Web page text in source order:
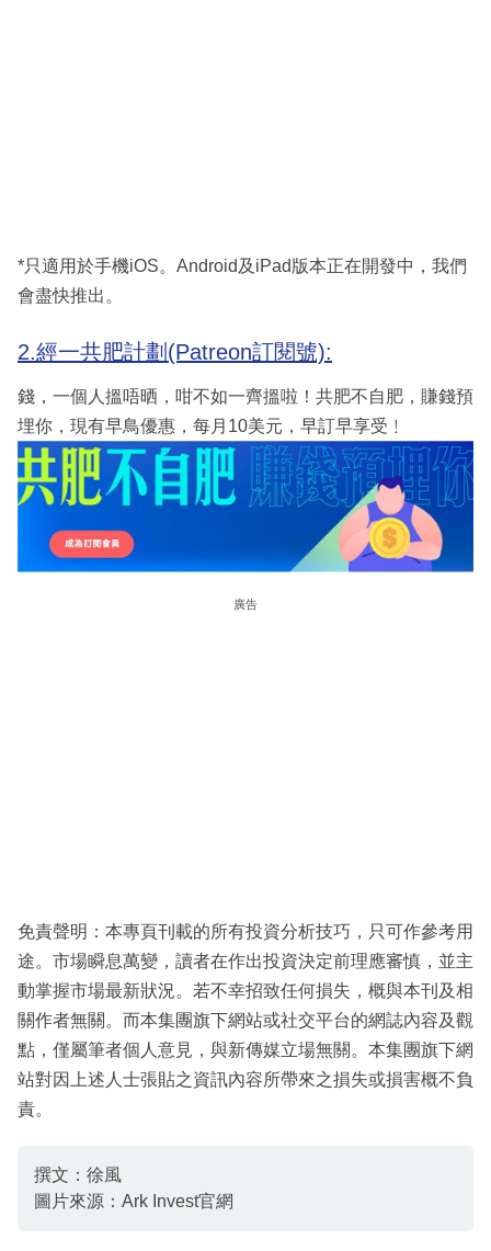
*只適用於手機iOS。Android及iPad版本正在開發中，我們
會盡快推出。
2.經一共肥計劃(Patreon訂閱號):
錢，一個人搵唔晒，咁不如一齊搵啦！共肥不自肥，賺錢預
埋你，現有早鳥優惠，每月10美元，早訂早享受﹗
廣告
免責聲明：本專頁刊載的所有投資分析技巧，只可作參考用
途。市場瞬息萬變，讀者在作出投資決定前理應審慎，並主
動掌握市場最新狀況。若不幸招致任何損失，概與本刊及相
關作者無關。而本集團旗下網站或社交平台的網誌內容及觀
點，僅屬筆者個人意見，與新傳媒立場無關。本集團旗下網
站對因上述人士張貼之資訊內容所帶來之損失或損害概不負
責。
撰文：徐風
圖片來源：Ark Invest官網